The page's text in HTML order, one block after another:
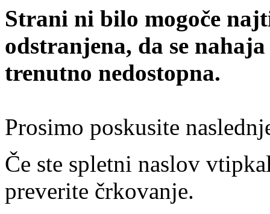
Strani ni bilo mogoče
odstranjena, da se
trenutno nedostopna.
Prosimo poskusite
Če ste spletni naslov
preverite črkovanje.